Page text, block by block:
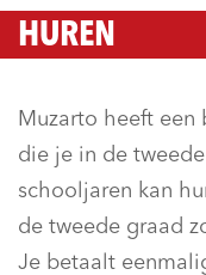
HUREN
Muzarto heeft een
die je in de
schooljaren kan
de tweede graad
Je betaalt